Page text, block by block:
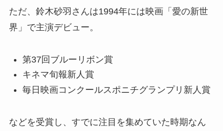
ただ、鈴木砂羽さんは1994年には映画「愛の新世
界」で主演デビュー。
第37回ブルーリボン賞
キネマ旬報新人賞
毎日映画コンクールスポニチグランプリ新人賞
などを受賞し、すでに注目を集めていた時期なん